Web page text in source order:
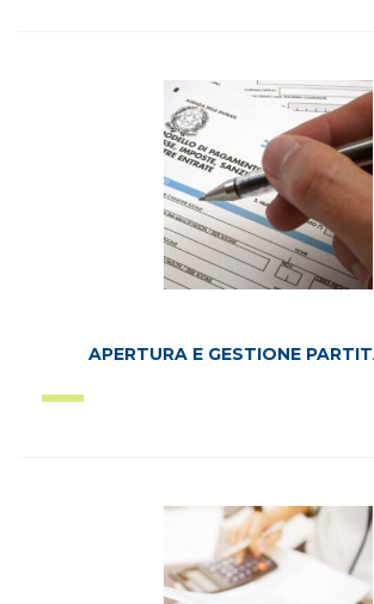
APERTURA E GESTIONE